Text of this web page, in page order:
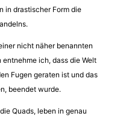
in drastischer Form die
nicht näher benannten
ich, dass die Welt
Fugen geraten ist und das
beendet wurde.
Quads, leben in genau